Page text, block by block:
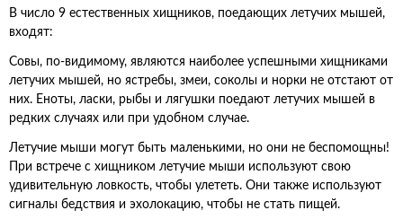
В число 9 естественных хищников, поедающих летучих мышей,
входят:
Совы, по-видимому, являются наиболее успешными хищниками
летучих мышей, но ястребы, змеи, соколы и норки не отстают от
них. Еноты, ласки, рыбы и лягушки поедают летучих мышей в
редких случаях или при удобном случае.
Летучие мыши могут быть маленькими, но они не беспомощны!
При встрече с хищником летучие мыши используют свою
удивительную ловкость, чтобы улететь. Они также используют
сигналы бедствия и эхолокацию, чтобы не стать пищей.